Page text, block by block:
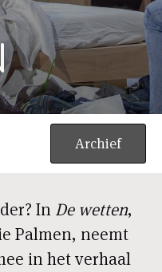
Archief
In De wetten,
Palmen, neemt
in het verhaal